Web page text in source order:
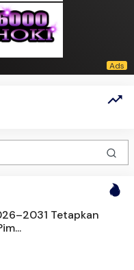
Tetapkan